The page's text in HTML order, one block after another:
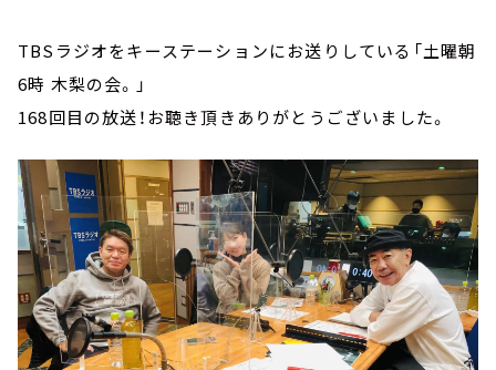
TBSラジオをキーステーションにお送りしている「土曜朝
6時 木梨の会。」
168回目の放送！お聴き頂きありがとうございました。